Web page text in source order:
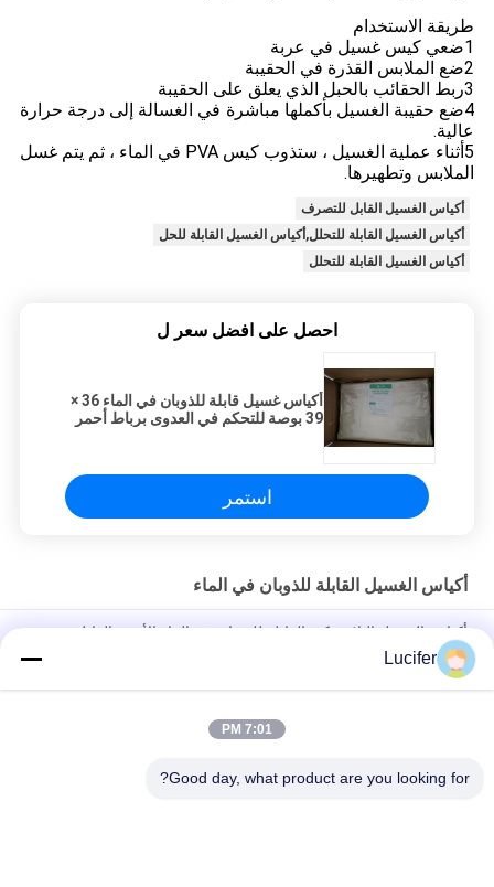
طريقة الاستخدام
1ضعي كيس غسيل في عربة
2ضع الملابس القذرة في الحقيبة
3ربط الحقائب بالحبل الذي يعلق على الحقيبة
4ضع حقيبة الغسيل بأكملها مباشرة في الغسالة إلى درجة حرارة
عالية.
5أثناء عملية الغسيل ، ستذوب كيس PVA في الماء ، ثم يتم غسل
الملابس وتطهيرها.
أكياس الغسيل القابل للتصرف
أكياس الغسيل القابلة للتحلل,أكياس الغسيل القابلة للحل
أكياس الغسيل القابلة للتحلل
احصل على افضل سعر ل
أكياس غسيل قابلة للذوبان في الماء 36 ×
39 بوصة للتحكم في العدوى برباط أحمر
استمر
أكياس الغسيل القابلة للذوبان في الماء
أكياس الغسيل البلاستيكية القابلة للذوبان في الماء الأحمر القابل
للتصرف للطب / المستشفى
حقيبة الغسيل القابلة للذوبان في الماء PVA القابل للتصرف ، أكياس
Lucifer
7:01 PM
Good day, what product are you looking for?